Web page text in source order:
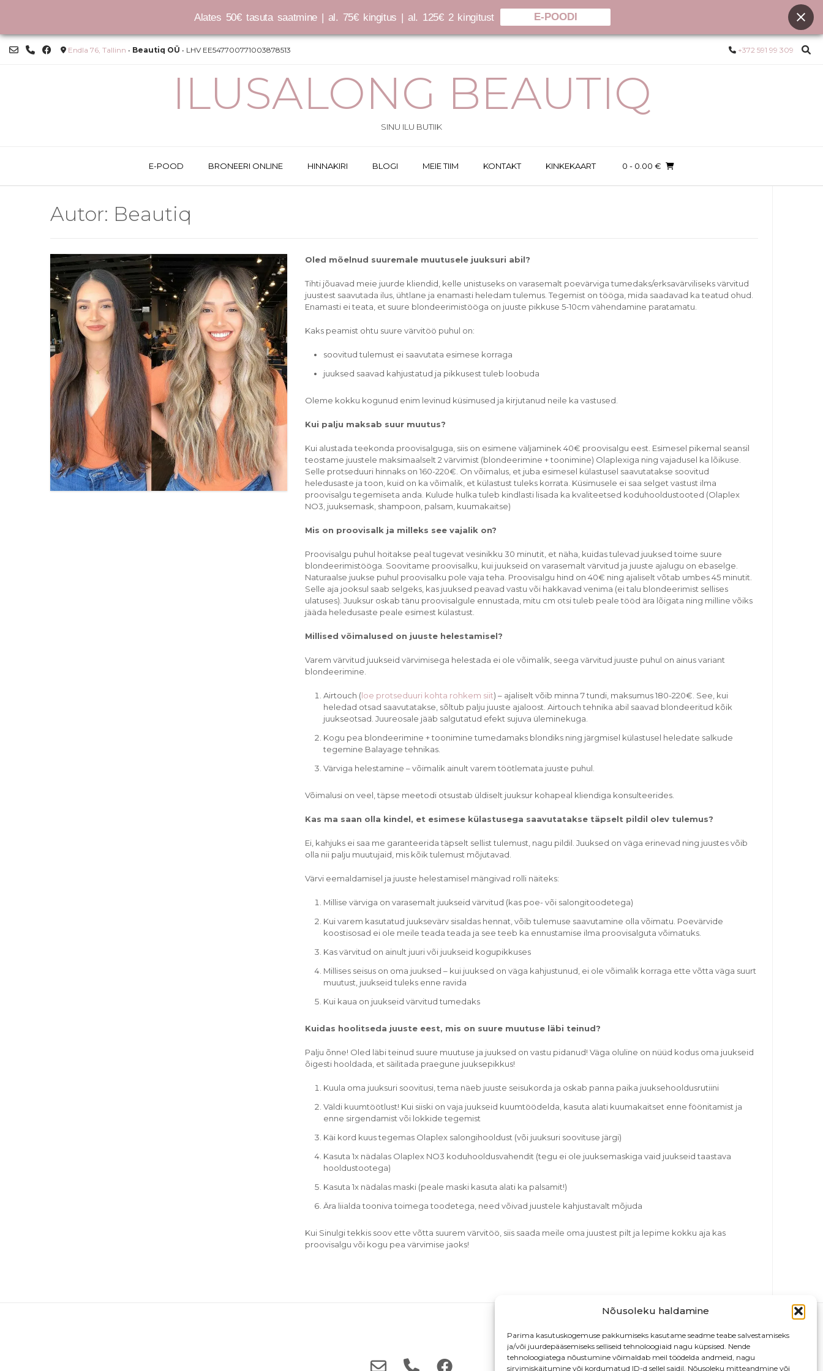
Nõusoleku haldamine
Parima kasutuskogemuse pakkumiseks kasutame seadme teabe salvestamiseks
ja/või juurdepääsemiseks selliseid tehnoloogiaid nagu küpsised. Nende
tehnoloogiatega nõustumine võimaldab meil töödelda andmeid, nagu
sirvimiskäitumine või kordumatud ID-d sellel saidil. Nõusoleku mitteandmine või
Skip
Endla 76, Tallinn • Beautiq OÜ • LHV EE547700771003878513 +372 591 99 309
ILUSALONG BEAUTIQ
SINU ILU BUTIIK
E-POOD BRONEERI ONLINE HINNAKIRI BLOGI MEIE TIIM KONTAKT KINKEKAART 0 - 0.00 €
Autor: Beautiq
Oled mõelnud suuremale muutusele juuksuri abil?
Tihti jõuavad meie juurde kliendid, kelle unistuseks on varasemalt poevärviga tumedaks/erksavärviliseks värvitud
juustest saavutada ilus, ühtlane ja enamasti heledam tulemus. Tegemist on tööga, mida saadavad ka teatud ohud.
Enamasti ei teata, et suure blondeerimistööga on juuste pikkuse 5-10cm vähendamine paratamatu.
Kaks peamist ohtu suure värvitöö puhul on:
soovitud tulemust ei saavutata esimese korraga
juuksed saavad kahjustatud ja pikkusest tuleb loobuda
Oleme kokku kogunud enim levinud küsimused ja kirjutanud neile ka vastused.
Kui palju maksab suur muutus?
Kui alustada teekonda proovisalguga, siis on esimene väljaminek 40€ proovisalgu eest. Esimesel pikemal seansil
teostame juustele maksimaalselt 2 värvimist (blondeerimine + toonimine) Olaplexiga ning vajadusel ka lõikuse.
Selle protseduuri hinnaks on 160-220€. On võimalus, et juba esimesel külastusel saavutatakse soovitud
heledusaste ja toon, kuid on ka võimalik, et külastust tuleks korrata. Küsimusele ei saa selget vastust ilma
proovisalgu tegemiseta anda. Kulude hulka tuleb kindlasti lisada ka kvaliteetsed koduhooldustooted (Olaplex
NO3, juuksemask, shampoon, palsam, kuumakaitse)
Mis on proovisalk ja milleks see vajalik on?
Proovisalgu puhul hoitakse peal tugevat vesinikku 30 minutit, et näha, kuidas tulevad juuksed toime suure
blondeerimistööga. Soovitame proovisalku, kui juukseid on varasemalt värvitud ja juuste ajalugu on ebaselge.
Naturaalse juukse puhul proovisalku pole vaja teha. Proovisalgu hind on 40€ ning ajaliselt võtab umbes 45 minutit.
Selle aja jooksul saab selgeks, kas juuksed peavad vastu või hakkavad venima (ei talu blondeerimist sellises
ulatuses). Juuksur oskab tänu proovisalgule ennustada, mitu cm otsi tuleb peale tööd ära lõigata ning milline võiks
jääda heledusaste peale esimest külastust.
Millised võimalused on juuste helestamisel?
Varem värvitud juukseid värvimisega helestada ei ole võimalik, seega värvitud juuste puhul on ainus variant
blondeerimine.
Airtouch (loe protseduuri kohta rohkem siit) – ajaliselt võib minna 7 tundi, maksumus 180-220€. See, kui
heledad otsad saavutatakse, sõltub palju juuste ajaloost. Airtouch tehnika abil saavad blondeeritud kõik
juukseotsad. Juureosale jääb salgutatud efekt sujuva üleminekuga.
Kogu pea blondeerimine + toonimine tumedamaks blondiks ning järgmisel külastusel heledate salkude
tegemine Balayage tehnikas.
Värviga helestamine – võimalik ainult varem töötlemata juuste puhul.
Võimalusi on veel, täpse meetodi otsustab üldiselt juuksur kohapeal kliendiga konsulteerides.
Kas ma saan olla kindel, et esimese külastusega saavutatakse täpselt pildil olev tulemus?
Ei, kahjuks ei saa me garanteerida täpselt sellist tulemust, nagu pildil. Juuksed on väga erinevad ning juustes võib
olla nii palju muutujaid, mis kõik tulemust mõjutavad.
Värvi eemaldamisel ja juuste helestamisel mängivad rolli näiteks:
Millise värviga on varasemalt juukseid värvitud (kas poe- või salongitoodetega)
Kui varem kasutatud juuksevärv sisaldas hennat, võib tulemuse saavutamine olla võimatu. Poevärvide
koostisosad ei ole meile teada teada ja see teeb ka ennustamise ilma proovisalguta võimatuks.
Kas värvitud on ainult juuri või juukseid kogupikkuses
Millises seisus on oma juuksed – kui juuksed on väga kahjustunud, ei ole võimalik korraga ette võtta väga suurt
muutust, juukseid tuleks enne ravida
Kui kaua on juukseid värvitud tumedaks
Kuidas hoolitseda juuste eest, mis on suure muutuse läbi teinud?
Palju õnne! Oled läbi teinud suure muutuse ja juuksed on vastu pidanud! Väga oluline on nüüd kodus oma juukseid
õigesti hooldada, et säilitada praegune juuksepikkus!
Kuula oma juuksuri soovitusi, tema näeb juuste seisukorda ja oskab panna paika juuksehooldusrutiini
Väldi kuumtöötlust! Kui siiski on vaja juukseid kuumtöödelda, kasuta alati kuumakaitset enne föönitamist ja
enne sirgendamist või lokkide tegemist
Käi kord kuus tegemas Olaplex salongihooldust (või juuksuri soovituse järgi)
Kasuta 1x nädalas Olaplex NO3 koduhooldusvahendit (tegu ei ole juuksemaskiga vaid juukseid taastava
hooldustootega)
Kasuta 1x nädalas maski (peale maski kasuta alati ka palsamit!)
Ära liialda tooniva toimega toodetega, need võivad juustele kahjustavalt mõjuda
Kui Sinulgi tekkis soov ette võtta suurem värvitöö, siis saada meile oma juustest pilt ja lepime kokku aja kas
proovisalgu või kogu pea värvimise jaoks!
Alates 50€ tasuta saatmine | al. 75€ kingitus | al. 125€ 2 kingitust E-POODI